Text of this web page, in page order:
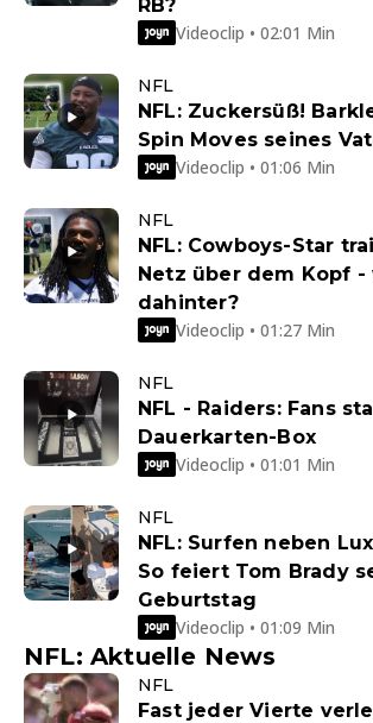
RB?
Videoclip • 02:01 Min
NFL
NFL: Zuckersüß!
Spin Moves seines
Videoclip • 01:06 Min
NFL
NFL: Cowboys-Star
Netz über dem Kopf -
dahinter?
Videoclip • 01:27 Min
NFL
NFL - Raiders: Fans
Dauerkarten-Box
Videoclip • 01:01 Min
NFL
NFL: Surfen neben
So feiert Tom Brady
Geburtstag
Videoclip • 01:09 Min
NFL: Aktuelle News
NFL
Fast jeder Vierte